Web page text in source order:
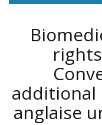
additional
anglaise